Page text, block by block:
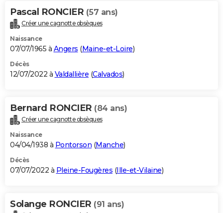
Pascal RONCIER (57 ans)
Créer une cagnotte obsèques
Naissance
07/07/1965 à Angers (Maine-et-Loire)
Décès
12/07/2022 à Valdallière (Calvados)
Bernard RONCIER (84 ans)
Créer une cagnotte obsèques
Naissance
04/04/1938 à Pontorson (Manche)
Décès
07/07/2022 à Pleine-Fougères (Ille-et-Vilaine)
Solange RONCIER (91 ans)